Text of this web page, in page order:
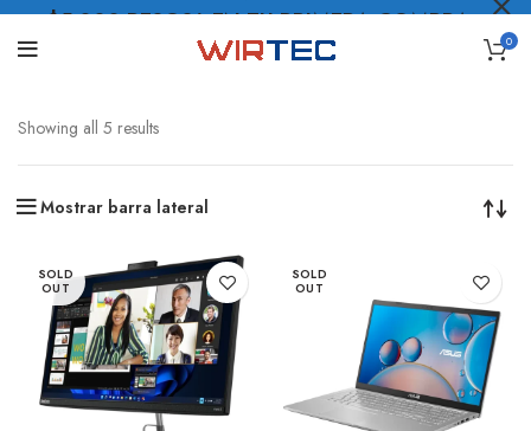
0
Showing all 5 results
Mostrar barra lateral
SOLD
OUT
SOLD
OUT
$5.000 PESOS* EN TU PRIMERA COMPRA